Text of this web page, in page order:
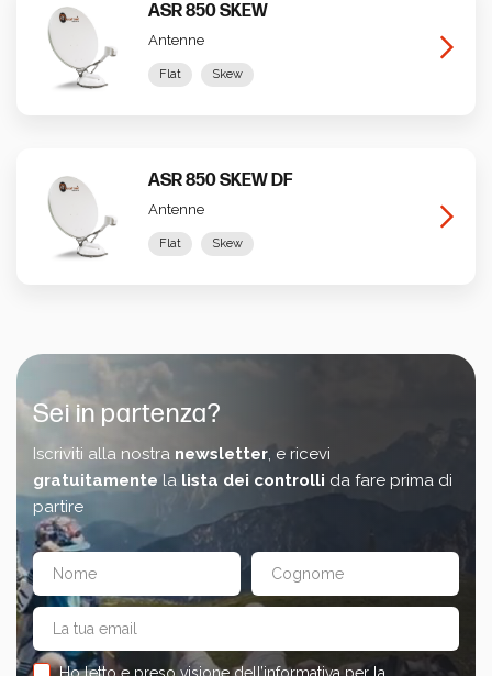
ASR 850 SKEW
Antenne
Flat Skew
ASR 850 SKEW DF
Antenne
Flat Skew
Sei in partenza?
Iscriviti alla nostra newsletter, e ricevi
gratuitamente la lista dei controlli da fare prima di
partire